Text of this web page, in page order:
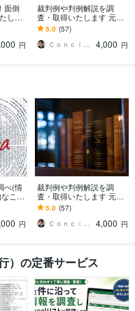
面倒
しま
な
円
裁判例や判例解説を調
査・取得いたします 元法
律事務所事務員にお任せ
あれ
5.0 (57)
Ｃｏｎｃｉｅｒｇｅ．ＯＷＬ株式会社
4,000 円
べ(情
こ
こ
円
裁判例や判例解説を調
査・取得いたします 元法
律事務所事務員にお任せ
あれ
5.0 (57)
Ｃｏｎｃｉｅｒｇｅ．ＯＷＬ株式会社
4,000 円
）の定番サービス